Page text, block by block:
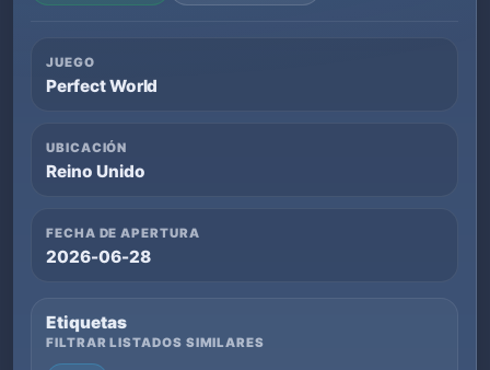
JUEGO
Perfect World
UBICACIÓN
Reino Unido
FECHA DE APERTURA
2026-06-28
Etiquetas
FILTRAR LISTADOS SIMILARES